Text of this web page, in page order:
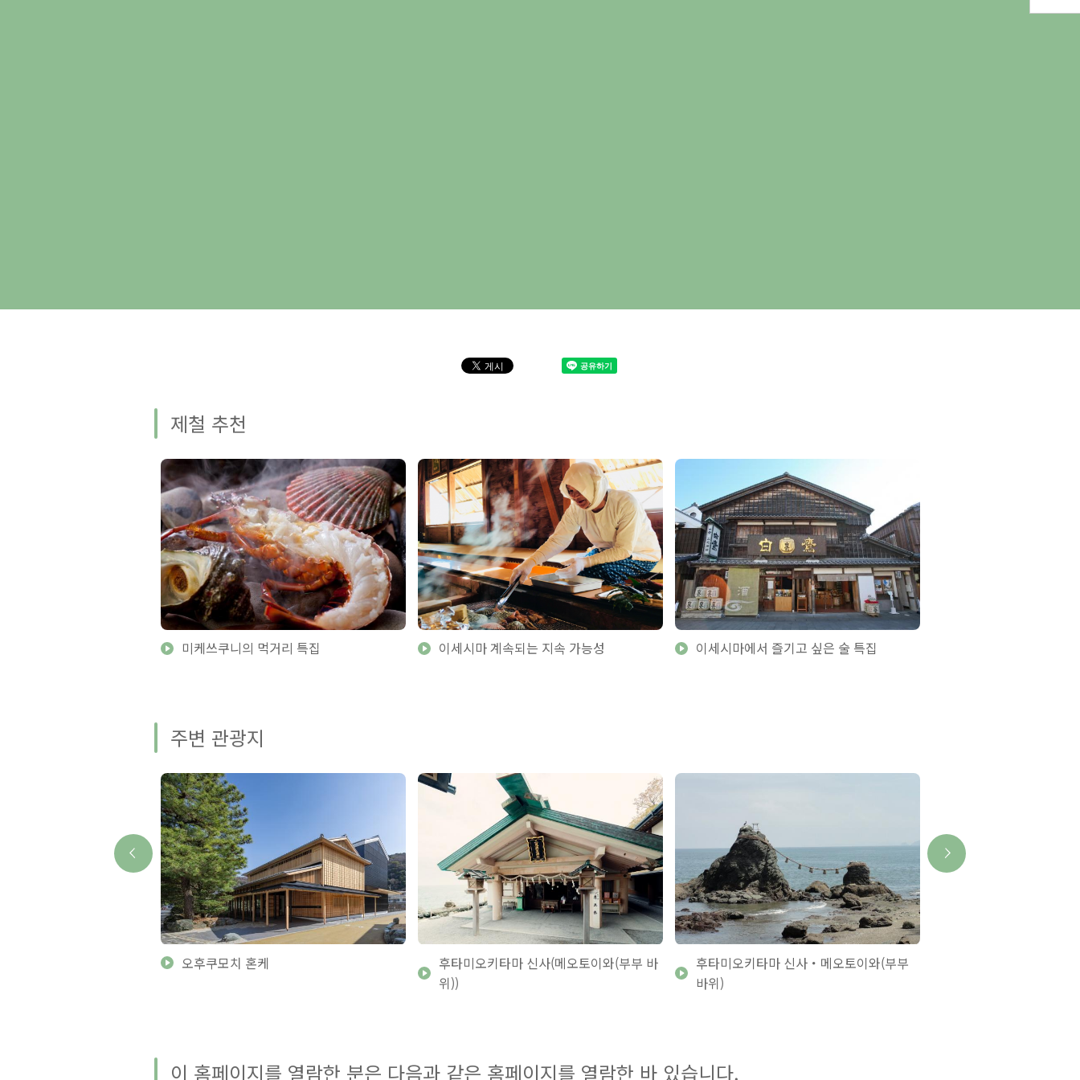
제철 추천
미케쓰쿠니의 먹거리 특집 이세시마 계속되는 지속 가능성 이세시마에서 즐기고 싶은 술 특집
주변 관광지
오후쿠모치 혼케
후타미오키타마 신사(메오토이와(부부 바
위))
후타미오키타마 신사・메오토이와(부부
바위)
이 홈페이지를 열람한 분은 다음과 같은 홈페이지를 열람한 바 있습니다.